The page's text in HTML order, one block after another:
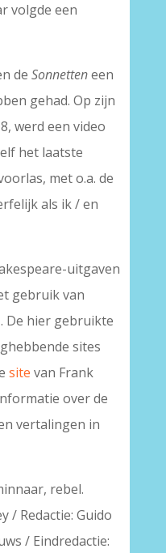
volgde een
de Sonnetteneen
gehad. Op zijn
werd een video
het laatste
met o.a. de
als ik / en
uitgaven
gebruik van
De hier gebruikte
sites
site van Frank
over de
vertalingen in
rebel.
/ Redactie: Guido
/ Eindredactie: